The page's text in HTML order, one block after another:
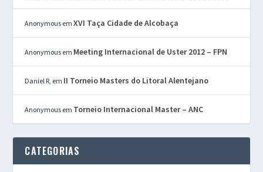
Anonymous emXVI Taça Cidade de Alcobaça
Anonymous em Meeting Internacional de Uster 2012 – FPN
Daniel R, em II Torneio Masters do Litoral Alentejano
Anonymous em Torneio Internacional Master – ANC
CATEGORIAS